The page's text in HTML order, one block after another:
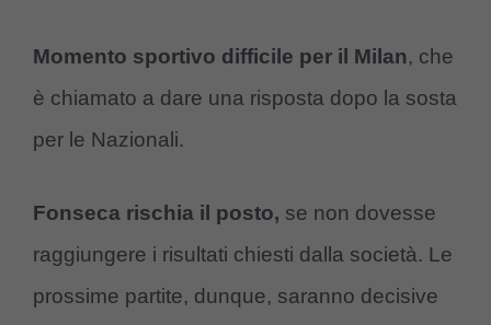
Momento sportivo difficile per il Milan, che
è chiamato a dare una risposta dopo la sosta
per le Nazionali.
Fonseca rischia il posto, se non dovesse
raggiungere i risultati chiesti dalla società. Le
prossime partite, dunque, saranno decisive